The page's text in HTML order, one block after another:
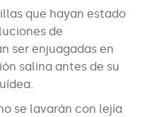
que hayan estado
de
ser enjuagadas en
salina antes de su
se lavarán con lejía